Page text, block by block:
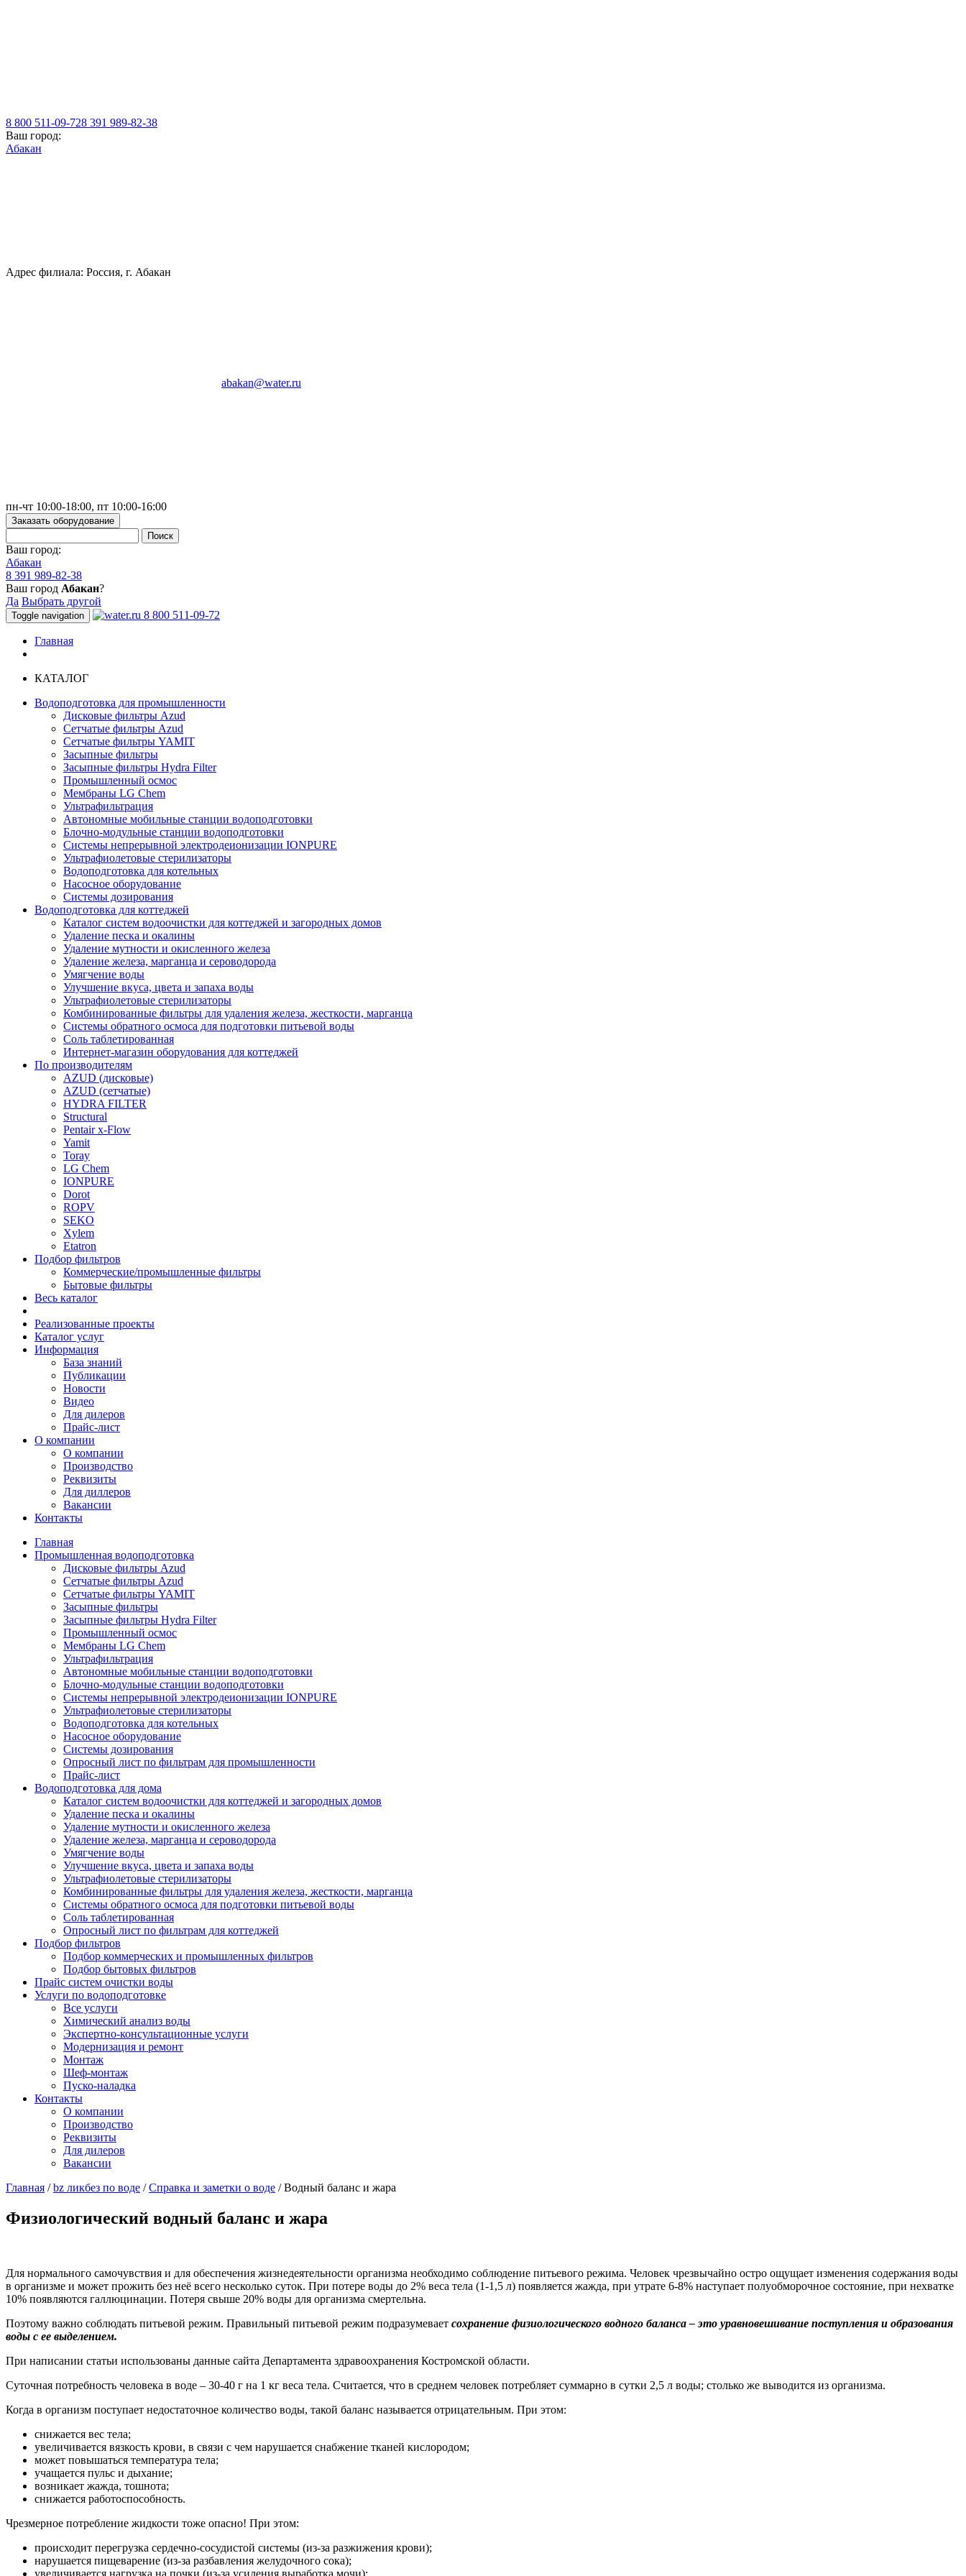
8 800 511-09-728 391 989-82-38
Ваш город:
Абакан
Адрес филиала: Россия, г. Абакан
abakan@water.ru
пн-чт 10:00-18:00, пт 10:00-16:00
Заказать оборудование
Ваш город:
Абакан
8 391 989-82-38
Ваш город Абакан?
Да Выбрать другой
Toggle navigation 8 800 511-09-72
Главная
КАТАЛОГ
Водоподготовка для промышленности
Дисковые фильтры Azud
Сетчатые фильтры Azud
Сетчатые фильтры YAMIT
Засыпные фильтры
Засыпные фильтры Hydra Filter
Промышленный осмос
Мембраны LG Chem
Ультрафильтрация
Автономные мобильные станции водоподготовки
Блочно-модульные станции водоподготовки
Системы непрерывной электродеионизации IONPURE
Ультрафиолетовые стерилизаторы
Водоподготовка для котельных
Насосное оборудование
Системы дозирования
Водоподготовка для коттеджей
Каталог систем водоочистки для коттеджей и загородных домов
Удаление песка и окалины
Удаление мутности и окисленного железа
Удаление железа, марганца и сероводорода
Умягчение воды
Улучшение вкуса, цвета и запаха воды
Ультрафиолетовые стерилизаторы
Комбинированные фильтры для удаления железа, жесткости, марганца
Системы обратного осмоса для подготовки питьевой воды
Соль таблетированная
Интернет-магазин оборудования для коттеджей
По производителям
AZUD (дисковые)
AZUD (сетчатые)
HYDRA FILTER
Structural
Pentair x-Flow
Yamit
Toray
LG Chem
IONPURE
Dorot
ROPV
SEKO
Xylem
Etatron
Подбор фильтров
Коммерческие/промышленные фильтры
Бытовые фильтры
Весь каталог
Реализованные проекты
Каталог услуг
Информация
База знаний
Публикации
Новости
Видео
Для дилеров
Прайс-лист
О компании
О компании
Производство
Реквизиты
Для диллеров
Вакансии
Контакты
Главная
Промышленная водоподготовка
Дисковые фильтры Azud
Сетчатые фильтры Azud
Сетчатые фильтры YAMIT
Засыпные фильтры
Засыпные фильтры Hydra Filter
Промышленный осмос
Мембраны LG Chem
Ультрафильтрация
Автономные мобильные станции водоподготовки
Блочно-модульные станции водоподготовки
Системы непрерывной электродеионизации IONPURE
Ультрафиолетовые стерилизаторы
Водоподготовка для котельных
Насосное оборудование
Системы дозирования
Опросный лист по фильтрам для промышленности
Прайс-лист
Водоподготовка для дома
Каталог систем водоочистки для коттеджей и загородных домов
Удаление песка и окалины
Удаление мутности и окисленного железа
Удаление железа, марганца и сероводорода
Умягчение воды
Улучшение вкуса, цвета и запаха воды
Ультрафиолетовые стерилизаторы
Комбинированные фильтры для удаления железа, жесткости, марганца
Системы обратного осмоса для подготовки питьевой воды
Соль таблетированная
Опросный лист по фильтрам для коттеджей
Подбор фильтров
Подбор коммерческих и промышленных фильтров
Подбор бытовых фильтров
Прайс систем очистки воды
Услуги по водоподготовке
Все услуги
Химический анализ воды
Экспертно-консультационные услуги
Модернизация и ремонт
Монтаж
Шеф-монтаж
Пуско-наладка
Контакты
О компании
Производство
Реквизиты
Для дилеров
Вакансии
Главная /bz ликбез по воде /Справка и заметки о воде /Водный баланс и жара
Физиологический водный баланс и жара
Для нормального самочувствия и для обеспечения жизнедеятельности организма необходимо соблюдение питьевого режима. Человек чрезвычайно остро ощущает изменения содержания воды
в организме и может прожить без неё всего несколько суток. При потере воды до 2% веса тела (1-1,5 л) появляется жажда, при утрате 6-8% наступает полуобморочное состояние, при нехватке
10% появляются галлюцинации. Потеря свыше 20% воды для организма смертельна.
Поэтому важно соблюдать питьевой режим. Правильный питьевой режим подразумевает сохранение физиологического водного баланса – это уравновешивание поступления и образования
воды с ее выделением.
При написании статьи использованы данные сайта Департамента здравоохранения Костромской области.
Суточная потребность человека в воде – 30-40 г на 1 кг веса тела. Считается, что в среднем человек потребляет суммарно в сутки 2,5 л воды; столько же выводится из организма.
Когда в организм поступает недостаточное количество воды, такой баланс называется отрицательным. При этом:
снижается вес тела;
увеличивается вязкость крови, в связи с чем нарушается снабжение тканей кислородом;
может повышаться температура тела;
учащается пульс и дыхание;
возникает жажда, тошнота;
снижается работоспособность.
Чрезмерное потребление жидкости тоже опасно! При этом:
происходит перегрузка сердечно-сосудистой системы (из-за разжижения крови);
нарушается пищеварение (из-за разбавления желудочного сока);
увеличивается нагрузка на почки (из-за усиления выработка мочи);